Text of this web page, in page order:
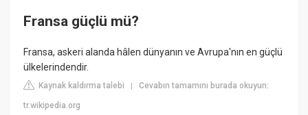
Fransa güçlü mü?
Fransa, askeri alanda hâlen dünyanın ve Avrupa'nın en güçlü
ülkelerindendir.
Kaynak kaldırma talebi |Cevabın tamamını burada okuyun:
tr.wikipedia.org